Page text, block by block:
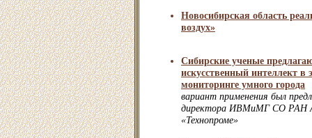
Новосибирская область
воздух»
Сибирские ученые
искусственный интеллект в
мониторинге умного города
вариант применения был
директора ИВМиМГ СО РАН
«Технопроме»